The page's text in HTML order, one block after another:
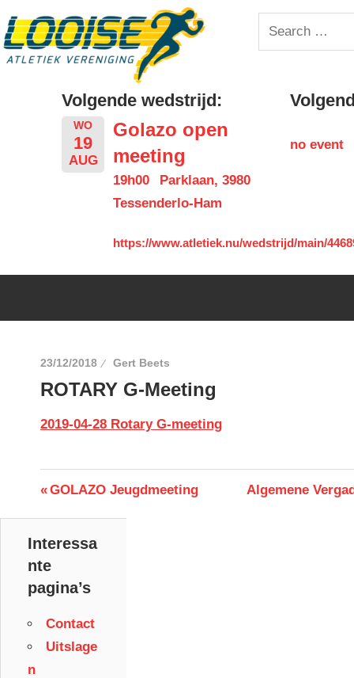
to
content
Looise
Search
for:
Volgende wedstrijd:
WO
19
AUG
Golazo open
meeting
19h00
Parklaan, 3980
Tessenderlo-Ham
https://www.atletiek.nu/wedstrijd/main/
no event
23/12/2018 Gert Beets
ROTARY G-Meeting
2019-04-28 Rotary G-meeting
Berichtnavigatie
Previous
GOLAZO Jeugdmeeting
Next
Algemene
Interessa
nte
pagina’s
Contact
Uitslage
n